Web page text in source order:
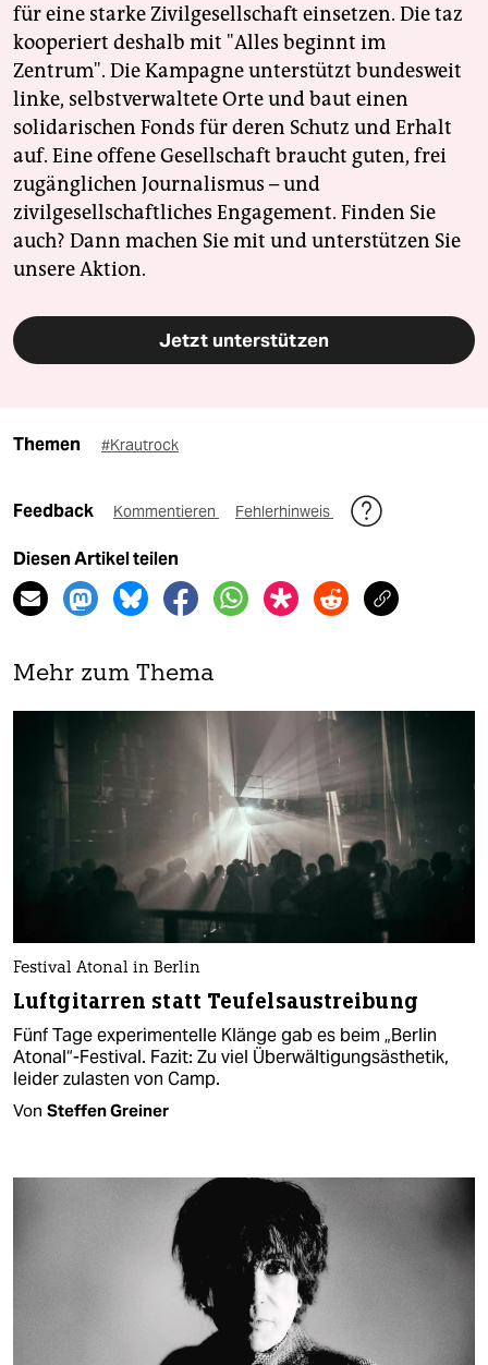
für eine starke Zivilgesellschaft einsetzen. Die taz
kooperiert deshalb mit "Alles beginnt im
Zentrum". Die Kampagne unterstützt bundesweit
linke, selbstverwaltete Orte und baut einen
solidarischen Fonds für deren Schutz und Erhalt
auf. Eine offene Gesellschaft braucht guten, frei
zugänglichen Journalismus – und
zivilgesellschaftliches Engagement. Finden Sie
auch? Dann machen Sie mit und unterstützen Sie
unsere Aktion.
Jetzt unterstützen
Themen #Krautrock
Feedback Kommentieren Fehlerhinweis
Diesen Artikel teilen
Mehr zum Thema
Festival Atonal in Berlin
Luftgitarren statt Teufelsaustreibung
Fünf Tage experimentelle Klänge gab es beim „Berlin
Atonal“-Festival. Fazit: Zu viel Überwältigungsästhetik,
leider zulasten von Camp.
Von Steffen Greiner